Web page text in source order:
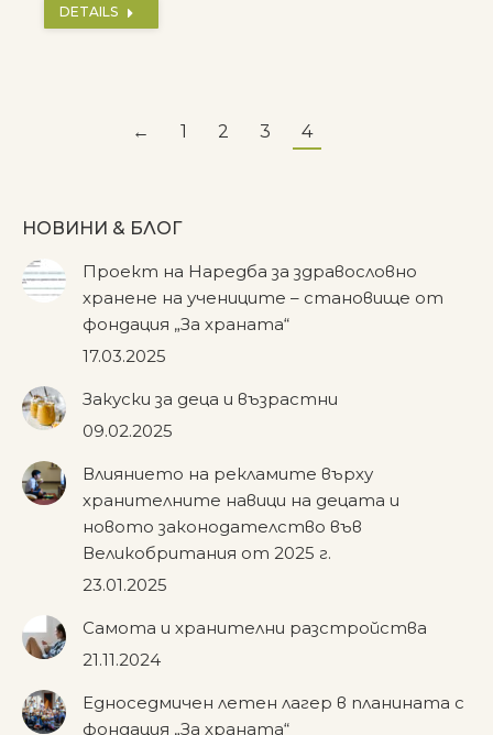
DETAILS
← 1 2 3 4
НОВИНИ & БЛОГ
Проект на Наредба за здравословно
хранене на учениците – становище от
фондация „За храната“
17.03.2025
Закуски за деца и възрастни
09.02.2025
Влиянието на рекламите върху
хранителните навици на децата и
новото законодателство във
Великобритания от 2025 г.
23.01.2025
Самота и хранителни разстройства
21.11.2024
Едноседмичен летен лагер в планината с
фондация „За храната“